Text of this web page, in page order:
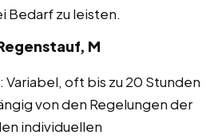
Bedarf zu leisten.
M
: Variabel, oft bis zu 20 Stunden
von den Regelungen der
individuellen